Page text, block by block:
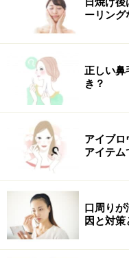
マグネシウム
鉄
ビタミンB1
ナイアシン
ビタミンB6
ーリング
正しい
き？
アイブロ
アイテム
口周りが
因と対策